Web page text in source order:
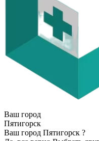
Ваш город
Пятигорск
Ваш город Пятигорск ?